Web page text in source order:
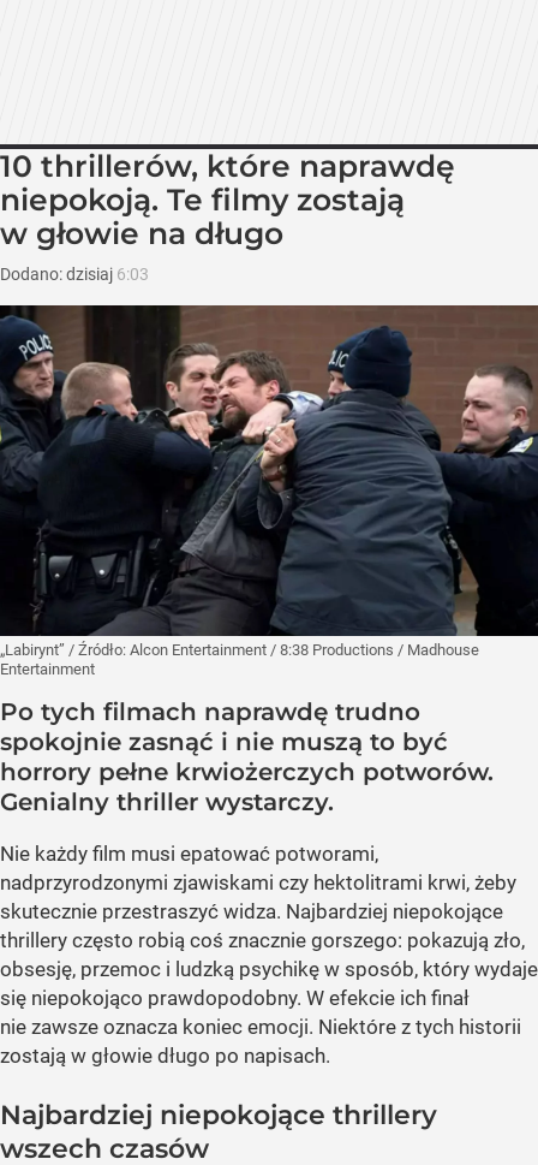
10 thrillerów, które naprawdę
niepokoją. Te filmy zostają
w głowie na długo
Dodano:dzisiaj 6:03
„Labirynt” / Źródło: Alcon Entertainment / 8:38 Productions / Madhouse
Entertainment
Po tych filmach naprawdę trudno
spokojnie zasnąć i nie muszą to być
horrory pełne krwiożerczych potworów.
Genialny thriller wystarczy.
Nie każdy film musi epatować potworami,
nadprzyrodzonymi zjawiskami czy hektolitrami krwi, żeby
skutecznie przestraszyć widza. Najbardziej niepokojące
thrillery często robią coś znacznie gorszego: pokazują zło,
obsesję, przemoc i ludzką psychikę w sposób, który wydaje
się niepokojąco prawdopodobny. W efekcie ich finał
nie zawsze oznacza koniec emocji. Niektóre z tych historii
zostają w głowie długo po napisach.
Najbardziej niepokojące thrillery
wszech czasów